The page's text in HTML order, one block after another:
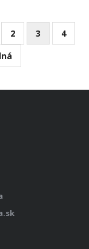
Stránka
2
Aktuálna
stránka
3
4